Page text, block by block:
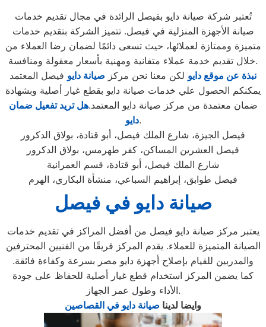
تُعتبر شركة صيانة دايو بفيصل الرائدة في مجال تقديم خدمات
صيانة الأجهزة المنزلية في فيصل. تتميز الشركة بتقديم خدمات
متميزة وممتازة لعملائها، حيث تسعى دائمًا لضمان رضا العملاء من
خلال تقديم خدمة عملاء متفانية ومهنية بأسعار معقولة ومنافسة.
نبذة عن موقع دايو لكن معنا نحن مركز صيانة دايو فيصل المعتمد
يمكنكم الحصول علي خدمات صيانة دايو بقطع غيار أصلية وبشهادة
ضمان معتمدة من مركز صيانة دايو المعتمد.هل تريد تفعيل ضمان
دايو.
فيصل الجيزة، شارع الملك فيصل، أبو قتادة، بولاق الدكرور
فيصل العشرين المساكن، كفر طهرمس، بولاق الدكرور
شارع الملك فيصل، أبو قتادة، قسم العمرانية
فيصل طوابق، إبراهيم السباعي، منشأة البكاري، الهرم
صيانة دايو في فيصل
يعتبر مركز صيانة دايو فيصل من أفضل المراكز في تقديم خدمات
الصيانة المتميزة للعملاء. يقدم المركز فريقًا من الفنيين المحترفين
والمدربين للقيام بإصلاح أجهزة دايو مصر بسرعة وكفاءة فائقة.
كما يضمن المركز استخدام قطع غيار أصلية للحفاظ على جودة
الأداء وطول عمر الجهاز.
وايضا لدينا صيانة دايو في القصاصين